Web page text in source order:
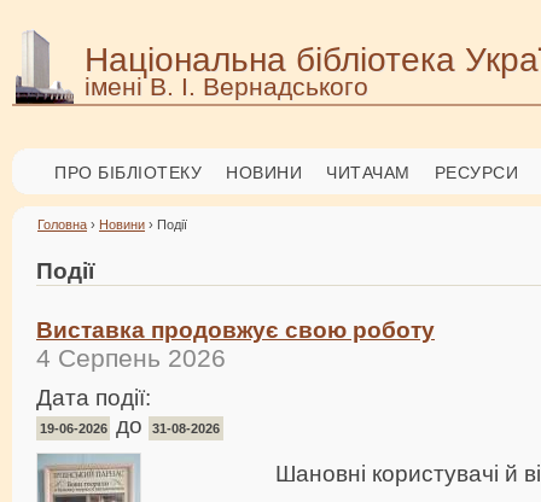
Національна бібліотека
імені В. І. Вернадського
ПРО БІБЛІОТЕКУ НОВИНИ ЧИТАЧАМ РЕСУРСИ
Головна › Новини › Події
Події
Виставка продовжує свою роботу
4 Серпень 2026
Дата події:
19-06-2026 до 31-08-2026
Шановні користувачі й